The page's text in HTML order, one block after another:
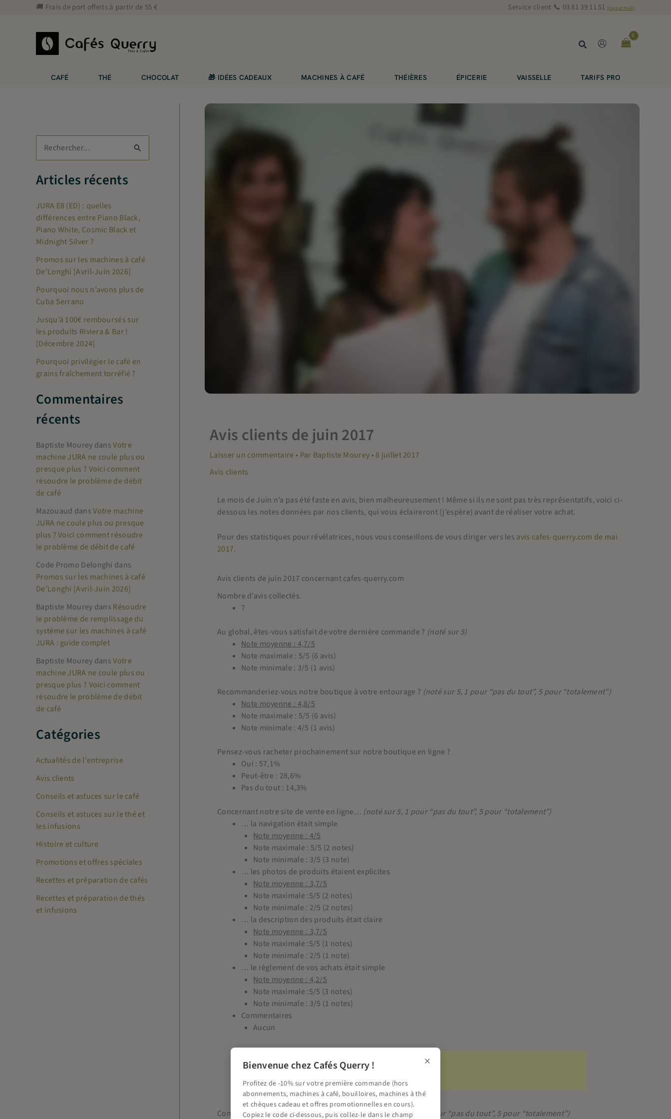
🚚 Frais de port offerts à partir de 55 € Service client 📞 03 81 39 11 51 (ou par mail)
Rechercher
CAFÉ THÉ CHOCOLAT 🎁 IDÉES CADEAUX MACHINES À CAFÉ THÉIÈRES ÉPICERIE VAISSELLE TARIFS PRO
e
c
e
r
c
h
e
r
:
Articles récents
JURA E8 (ED) : quelles
différences entre Piano Black,
Piano White, Cosmic Black et
Midnight Silver ?
Promos sur les machines à café
De’Longhi [Avril-Juin 2026]
Pourquoi nous n’avons plus de
Cuba Serrano
Jusqu’à 100€ remboursés sur
les produits Riviera & Bar !
[Décembre 2024]
Pourquoi privilégier le café en
grains fraîchement torréfié ?
Commentaires
récents
Baptiste Mourey dansVotre
machine JURA ne coule plus ou
presque plus ? Voici comment
résoudre le problème de débit
de café
Mazouaud dansVotre machine
JURA ne coule plus ou presque
plus ? Voici comment résoudre
le problème de débit de café
Code Promo Delonghi dans
Promos sur les machines à café
De’Longhi [Avril-Juin 2026]
Baptiste Mourey dans Résoudre
le problème de remplissage du
système sur les machines à café
JURA : guide complet
Baptiste Mourey dansVotre
machine JURA ne coule plus ou
presque plus ? Voici comment
résoudre le problème de débit
de café
Catégories
Actualités de l'entreprise
Avis clients
Conseils et astuces sur le café
Conseils et astuces sur le thé et
les infusions
Histoire et culture
Promotions et offres spéciales
Recettes et préparation de cafés
Recettes et préparation de thés
et infusions
Avis clients de juin 2017
Laisser un commentaire • Par Baptiste Mourey •8 juillet 2017
Avis clients
Le mois de Juin n’a pas été faste en avis, bien malheureusement ! Même si ils ne sont pas très représentatifs, voici ci-
dessous les notes données par nos clients, qui vous éclaireront (j’espère) avant de réaliser votre achat.
Pour des statistiques pour révélatrices, nous vous conseillons de vous diriger vers les avis cafes-querry.com de mai
2017.
Avis clients de juin 2017 concernant cafes-querry.com
Nombre d’avis collectés.
7
Au global, êtes-vous satisfait de votre dernière commande ? (noté sur 5)
Note moyenne : 4,7/5
Note maximale : 5/5 (6 avis)
Note minimale : 3/5 (1 avis)
Recommanderiez-vous notre boutique à votre entourage ? (noté sur 5, 1 pour “pas du tout”, 5 pour “totalement”)
Note moyenne : 4,8/5
Note maximale : 5/5 (6 avis)
Note minimale : 4/5 (1 avis)
Pensez-vous racheter prochainement sur notre boutique en ligne ?
Oui : 57,1%
Peut-être : 28,6%
Pas du tout : 14,3%
Concernant notre site de vente en ligne… (noté sur 5, 1 pour “pas du tout”, 5 pour “totalement”)
… la navigation était simple
Note moyenne : 4/5
Note maximale : 5/5 (2 notes)
Note minimale : 3/5 (3 note)
… les photos de produits étaient explicites
Note moyenne : 3,7/5
Note maximale :5/5 (2 notes)
Note minimale : 2/5 (2 notes)
… la description des produits était claire
Note moyenne : 3,7/5
Note maximale :5/5 (1 notes)
Note minimale : 2/5 (1 note)
… le règlement de vos achats était simple
Note moyenne : 4,2/5
Note maximale :5/5 (3 notes)
Note minimale : 3/5 (1 notes)
Commentaires
Aucun
Nos réponses aux commentaires
Pas de commentaires, pas de réponses !
Concernant le transport de votre commande…(noté sur 5, 1 pour “pas du tout”, 5 pour “totalement”)
×
Bienvenue chez Cafés Querry !
Profitez de -10% sur votre première commande (hors
abonnements, machines à café, bouilloires, machines à thé
et chèques cadeau et offres promotionnelles en cours).
Copiez le code ci-dessous, puis collez-le dans le champ